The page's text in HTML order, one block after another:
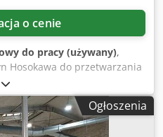
o cenie
do pracy (używany),
Hosokawa do przetwarzania
instalacja: materiał
maks. wielkość ziarna
600mm/20mm-30mm,
średnica okrągłego otworu:
Ogłoszenia